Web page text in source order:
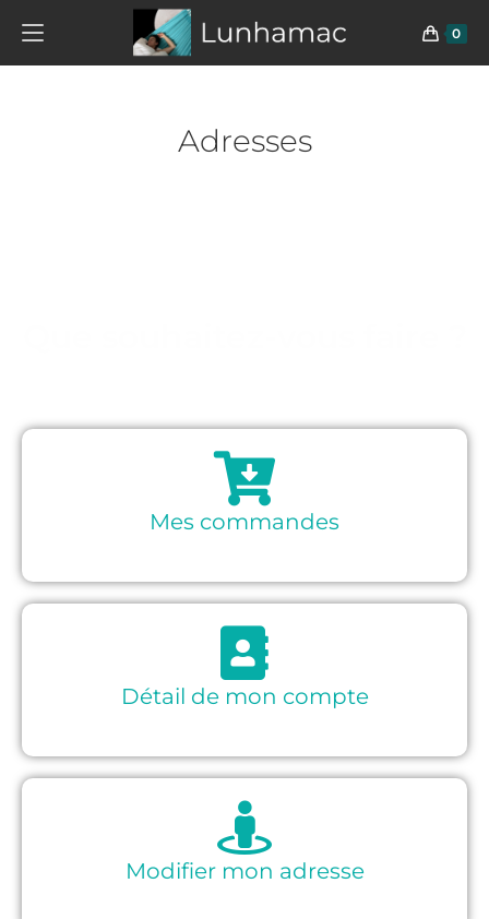
0
Adresses
Mes commandes
Détail de mon compte
Modifier mon adresse